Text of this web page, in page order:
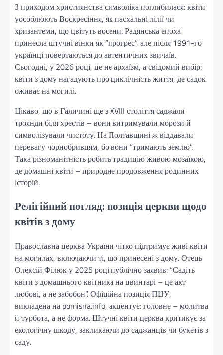
З приходом християнства символіка поглибилася: квіти
уособлюють Воскресіння, як пасхальні лілії чи
хризантеми, що цвітуть восени. Радянська епоха
принесла штучні вінки як “прогрес”, але після 1991-го
українці повертаються до автентичних звичаїв.
Сьогодні, у 2026 році, це не архаїзм, а свідомий вибір:
квіти з дому нагадують про циклічність життя, де садок
оживає на могилі.
Цікаво, що в Галичині ще з XVIII століття саджали
троянди біля хрестів – вони витримували морози й
символізували чистоту. На Полтавщині ж віддавали
перевагу чорнобривцям, бо вони “тримають землю”.
Така різноманітність робить традицію живою мозаїкою,
де домашні квіти – природне продовження родинних
історій.
Релігійний погляд: позиція церкви щодо
квітів з дому
Православна церква України чітко підтримує живі квіти
на могилах, включаючи ті, що принесені з дому. Отець
Олексій Філюк у 2025 році публічно заявив: “Садіть
квіти з домашнього квітника на цвинтарі – це акт
любові, а не забобон”. Офіційна позиція ПЦУ,
викладена на pomisna.info, акцентує: головне – молитва
й турбота, а не форма. Штучні квіти церква критикує за
екологічну шкоду, закликаючи до саджанців чи букетів з
саду.